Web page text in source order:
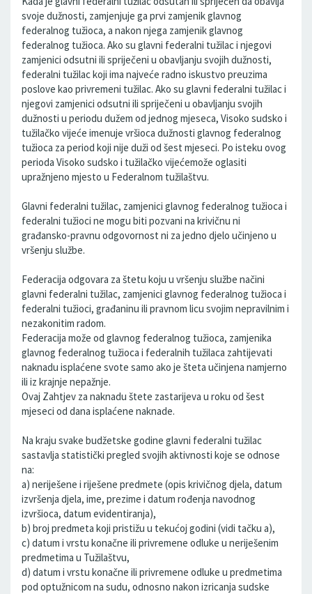
svoje dužnosti, zamjenjuje ga prvi zamjenik glavnog
federalnog tužioca, a nakon njega zamjenik glavnog
federalnog tužioca. Ako su glavni federalni tužilac i njegovi
zamjenici odsutni ili spriječeni u obavljanju svojih dužnosti,
federalni tužilac koji ima najveće radno iskustvo preuzima
poslove kao privremeni tužilac. Ako su glavni federalni tužilac i
njegovi zamjenici odsutni ili spriječeni u obavljanju svojih
dužnosti u periodu dužem od jednog mjeseca, Visoko sudsko i
tužilačko vijeće imenuje vršioca dužnosti glavnog federalnog
tužioca za period koji nije duži od šest mjeseci. Po isteku ovog
perioda Visoko sudsko i tužilačko vijećemože oglasiti
upražnjeno mjesto u Federalnom tužilaštvu.
Glavni federalni tužilac, zamjenici glavnog federalnog tužioca i
federalni tužioci ne mogu biti pozvani na krivičnu ni
građansko-pravnu odgovornost ni za jedno djelo učinjeno u
vršenju službe.
Federacija odgovara za štetu koju u vršenju službe načini
glavni federalni tužilac, zamjenici glavnog federalnog tužioca i
federalni tužioci, građaninu ili pravnom licu svojim nepravilnim i
nezakonitim radom.
Federacija može od glavnog federalnog tužioca, zamjenika
glavnog federalnog tužioca i federalnih tužilaca zahtijevati
naknadu isplaćene svote samo ako je šteta učinjena namjerno
ili iz krajnje nepažnje.
Ovaj Zahtjev za naknadu štete zastarijeva u roku od šest
mjeseci od dana isplaćene naknade.
Na kraju svake budžetske godine glavni federalni tužilac
sastavlja statistički pregled svojih aktivnosti koje se odnose
na:
a) neriješene i riješene predmete (opis krivičnog djela, datum
izvršenja djela, ime, prezime i datum rođenja navodnog
izvršioca, datum evidentiranja),
b) broj predmeta koji pristižu u tekućoj godini (vidi tačku a),
c) datum i vrstu konačne ili privremene odluke u neriješenim
predmetima u Tužilaštvu,
d) datum i vrstu konačne ili privremene odluke u predmetima
pod optužnicom na sudu, odnosno nakon izricanja sudske